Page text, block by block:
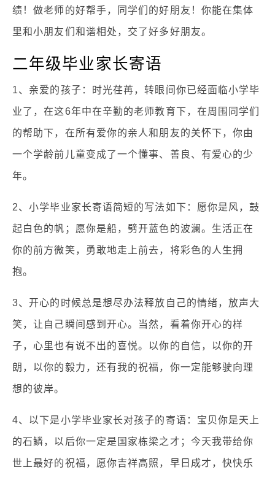
绩！做老师的好帮手，同学们的好朋友！你能在集体
里和小朋友们和谐相处，交了好多好朋友。
二年级毕业家长寄语
1、亲爱的孩子：时光荏苒，转眼间你已经面临小学毕
业了，在这6年中在辛勤的老师教育下，在周围同学们
的帮助下，在所有爱你的亲人和朋友的关怀下，你由
一个学龄前儿童变成了一个懂事、善良、有爱心的少
年。
2、小学毕业家长寄语简短的写法如下：愿你是风，鼓
起白色的帆；愿你是船，劈开蓝色的波澜。生活正在
你的前方微笑，勇敢地走上前去，将彩色的人生拥
抱。
3、开心的时候总是想尽办法释放自己的情绪，放声大
笑，让自己瞬间感到开心。当然，看着你开心的样
子，心里也有说不出的喜悦。以你的自信，以你的开
朗，以你的毅力，还有我的祝福，你一定能够驶向理
想的彼岸。
4、以下是小学毕业家长对孩子的寄语：宝贝你是天上
的石鳞，以后你一定是国家栋梁之才；今天我带给你
世上最好的祝福，愿你吉祥高照，早日成才，快快乐